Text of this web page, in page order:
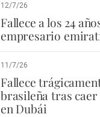
12/7/26
Fallece a los 24
empresario
11/7/26
Fallece
brasileña tras caer
en Dubái